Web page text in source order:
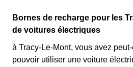
Bornes de recharge pour les
de voitures électriques
à Tracy-Le-Mont, vous avez
pouvoir utiliser une voiture